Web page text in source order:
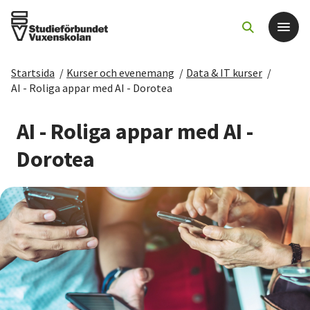
Det här gör vi
För dig som
Sök kurser och evenemang
Om SV
Starta studiecirkel
Cirkelledare
Startsida / Kurser och evenemang / Data & IT kurser /
AI - Roliga appar med AI - Dorotea
AI - Roliga appar med AI -
Dorotea